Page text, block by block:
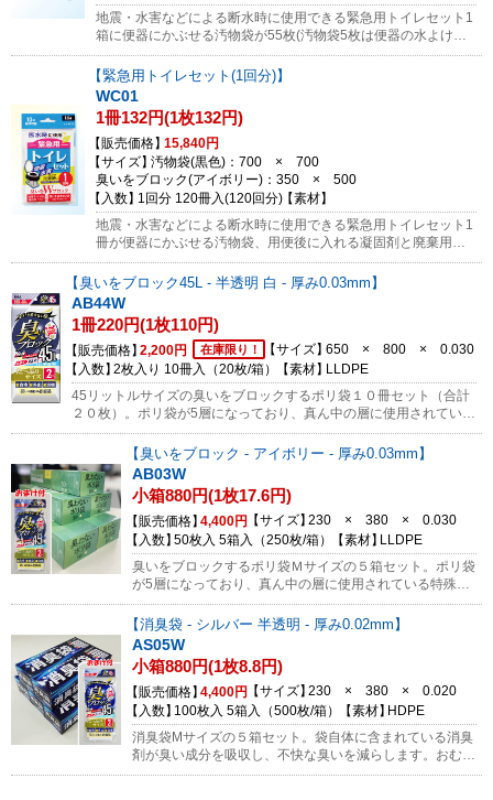
ので持ち帰り時に買い物や通院をしても臭い漏れが気にな
りません。さらに、ゴミの日まで数日保管しても臭いが気
になりません。 消臭袋・臭いをブロック発売記念キャン
してMサイズを各2枚ずつお送りします。（1法人、1世
帯、1回限り）サンプルのご依頼はコチラから
地震・水害などによる断水時に使用できる緊急用トイレセット1
箱に便器にかぶせる汚物袋が55枚(汚物袋5枚は便器の水よけ用
に使用できます)、用便後に入れる凝固剤と廃棄用の臭いをブロ
ックするポリ袋が各50個ずつ入っていて、合計50回分になりま
す。抗菌効果のある凝固剤(日本製)を使用し、さらに汚物袋を臭
いをブロックするポリ袋に入れることで臭いを二重にブロック
します！10年間の長期保存が可能ですので、いざという時の備
えに！※無料サンプル対象外の製品になります。
緊急用トイレセット(1回分)
WC01
1冊132円(1枚132円)
販売価格
15,840円
サイズ
汚物袋(黒色)：700 × 700
臭いをブロック(アイボリー)：350 × 500
入数
1回分 120冊入(120回分)
素材
地震・水害などによる断水時に使用できる緊急用トイレセット1
冊が便器にかぶせる汚物袋、用便後に入れる凝固剤と廃棄用の
臭いをブロックするポリ袋の各1個ずつ、1回分の使い切りセッ
トになっています。抗菌効果のある凝固剤(日本製)を使用し、さ
らに汚物袋を臭いをブロックするポリ袋に入れることで臭いを
二重にブロックします！10年間の長期保存が可能ですので、い
ざという時の備えに！また、アウトドア・ドライブ用にもオス
スメ！※無料サンプル対象外の製品になります。
臭いをブロック45L - 半透明 白 - 厚み0.03mm
AB44W
1冊220円(1枚110円)
販売価格 2,200円 在庫限り！ サイズ
650 × 800 × 0.030
入数
2枚入り 10冊入（20枚/箱） 素材
LLDPE
45リットルサイズの臭いをブロックするポリ袋１０冊セット（合計
２０枚）。ポリ袋が5層になっており、真ん中の層に使用されている
特殊な素材が臭いが外に漏れるのを強力にブロックします。袋の3分
の2くらいまでは開口部を市販のクリップで止めて使用すると縛らず
に臭いを防ぐことが出来ます。おむつ・ペットシート・生ごみ等を
まとめて廃棄する際に便利！小型の消臭袋AS05にごみを入れてから
この袋にまとめて入れておくとさらに効果的です！ぜひ臭いをブロ
ックするポリ袋の効果をお試しください。※無料サンプル対象外の
商品になります。 消臭袋・臭いをブロック発売記念キャンペーン 今
ならどなた様でもご希望の方に無料サンプルとしてMサイズを各2枚
ずつお送りします。（1法人、1世帯、1回限り）サンプルのご依頼
はコチラから
臭いをブロック - アイボリー - 厚み0.03mm
AB03W
小箱880円(1枚17.6円)
販売価格 4,400円 サイズ
230 × 380 × 0.030
入数
50枚入 5箱入（250枚/箱） 素材
LLDPE
臭いをブロックするポリ袋Ｍサイズの５箱セット。ポリ袋
が5層になっており、真ん中の層に使用されている特殊な
素材が臭いが外に漏れるのを強力にブロックします。おむ
つ・ペットシート・生ごみ等の廃棄に便利です。 ぜひ臭
いをブロックするポリ袋の効果をお試しください。今なら
45Lサイズの臭いをブロックする袋AB44も1冊あわせてお
届け！臭いブロックする袋は保育園からの使用済みおむつ
の持ち帰りに最適です。臭いを強力にブロックするので持
ち帰り時に買い物や通院をしても臭い漏れが気になりませ
ん。さらに、ゴミの日まで数日保管しても臭いが気になり
ません。 消臭袋・臭いをブロック発売記念キャンペーン
今ならどなた様でもご希望の方に無料サンプルとしてMサ
イズを各2枚ずつお送りします。（1法人、1世帯、1回限
消臭袋 - シルバー 半透明 - 厚み0.02mm
AS05W
小箱880円(1枚8.8円)
販売価格 4,400円 サイズ
230 × 380 × 0.020
入数
100枚入 5箱入（500枚/箱） 素材
HDPE
消臭袋Mサイズの５箱セット。袋自体に含まれている消臭
剤が臭い成分を吸収し、不快な臭いを減らします。おむ
つ・ペットシート・生ごみ等の廃棄に。 これからの不快